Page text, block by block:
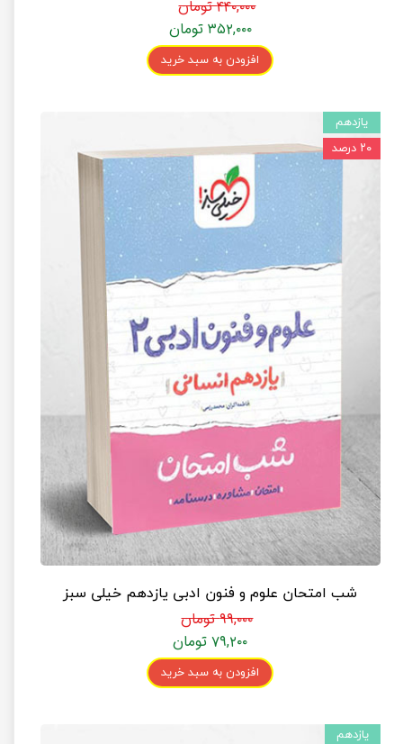
۴۴۰,۰۰۰ تومان
۳۵۲,۰۰۰ تومان
افزودن به سبد خرید
شب امتحان علوم و فنون ادبی یازدهم خیلی سبز
۹۹,۰۰۰ تومان
۷۹,۲۰۰ تومان
افزودن به سبد خرید
یازدهم
۲۰ درصد
یازدهم